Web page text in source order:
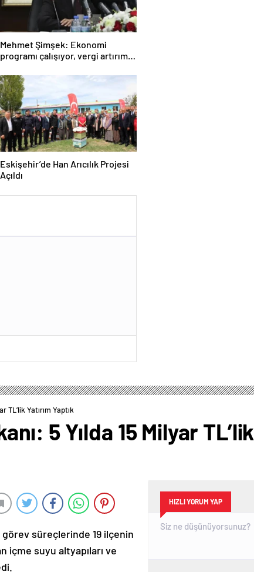
Mehmet Şimşek: Ekonomi
programı çalışıyor, vergi artırımı
Eskişehir’de Han Arıcılık Projesi
Açıldı
TL’lik Yatırım Yaptık
5 Yılda 15 Milyar TL’lik
görev süreçlerinde 19 ilçenin
suyu altyapıları ve
HIZLI YORUM YAP